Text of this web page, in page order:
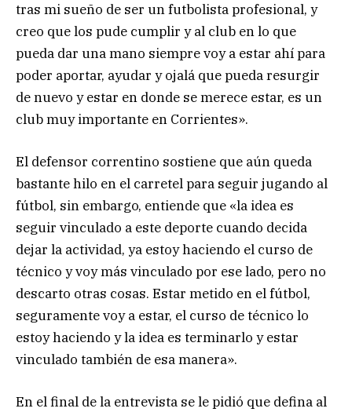
tras mi sueño de ser un futbolista profesional, y
creo que los pude cumplir y al club en lo que
pueda dar una mano siempre voy a estar ahí para
poder aportar, ayudar y ojalá que pueda resurgir
de nuevo y estar en donde se merece estar, es un
club muy importante en Corrientes».
El defensor correntino sostiene que aún queda
bastante hilo en el carretel para seguir jugando al
fútbol, sin embargo, entiende que «la idea es
seguir vinculado a este deporte cuando decida
dejar la actividad, ya estoy haciendo el curso de
técnico y voy más vinculado por ese lado, pero no
descarto otras cosas. Estar metido en el fútbol,
seguramente voy a estar, el curso de técnico lo
estoy haciendo y la idea es terminarlo y estar
vinculado también de esa manera».
En el final de la entrevista se le pidió que defina al